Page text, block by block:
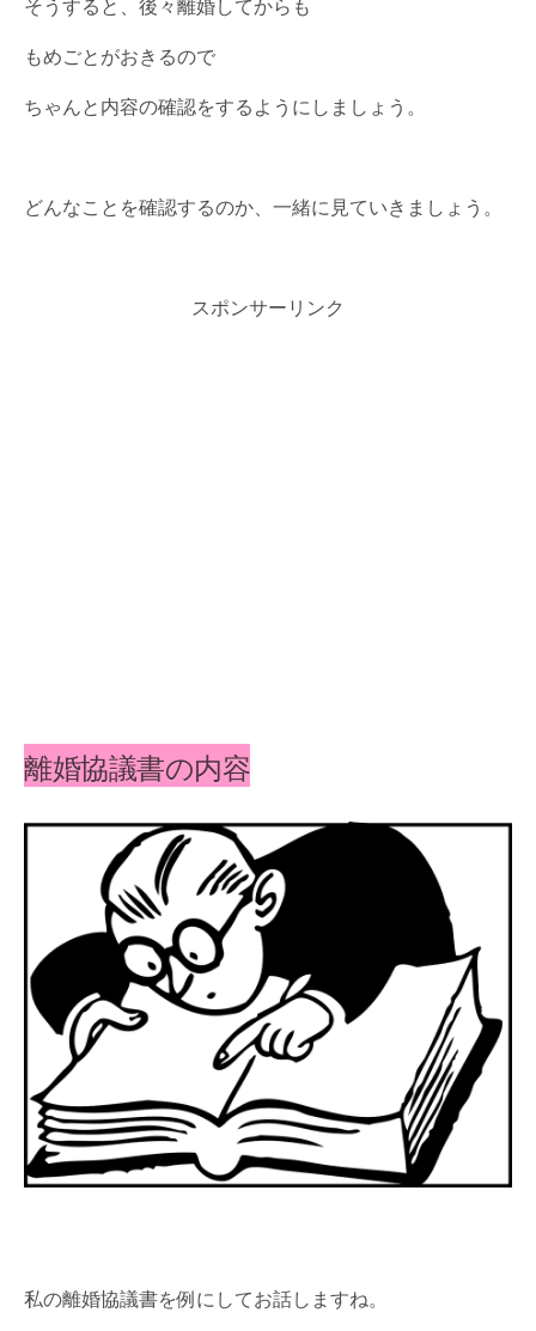
そうすると、後々離婚してからも
もめごとがおきるので
ちゃんと内容の確認をするようにしましょう。
どんなことを確認するのか、一緒に見ていきましょう。
スポンサーリンク
離婚協議書の内容
私の離婚協議書を例にしてお話しますね。